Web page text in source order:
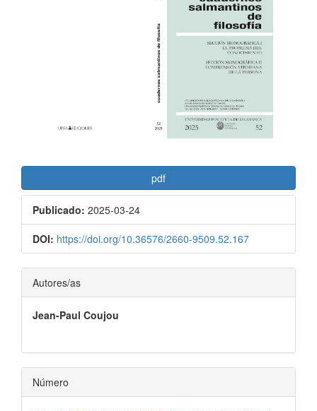
pdf
Publicado: 2025-03-24
DOI: https://doi.org/10.36576/2660-9509.52.167
Contenido
principal
del
artículo
Autores/as
Jean-Paul Coujou
Número